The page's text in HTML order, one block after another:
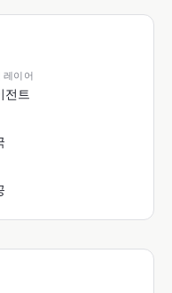
레이어
전트